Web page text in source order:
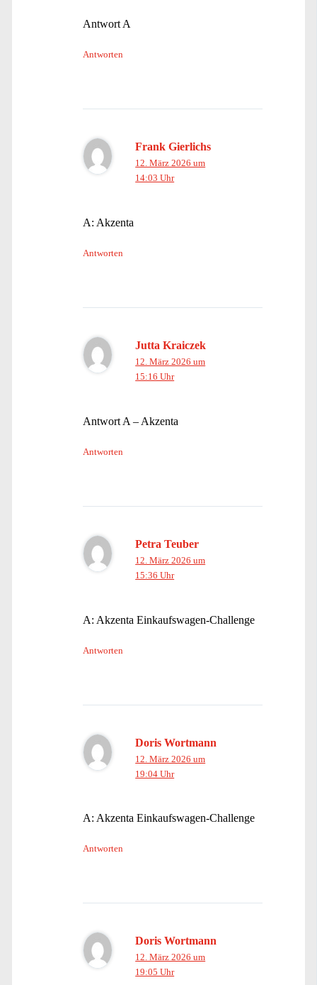
Antwort A
Antworten
Frank Gierlichs
12. März 2026 um
14:03 Uhr
A: Akzenta
Antworten
Jutta Kraiczek
12. März 2026 um
15:16 Uhr
Antwort A – Akzenta
Antworten
Petra Teuber
12. März 2026 um
15:36 Uhr
A: Akzenta Einkaufswagen-Challenge
Antworten
Doris Wortmann
12. März 2026 um
19:04 Uhr
A: Akzenta Einkaufswagen-Challenge
Antworten
Doris Wortmann
12. März 2026 um
19:05 Uhr